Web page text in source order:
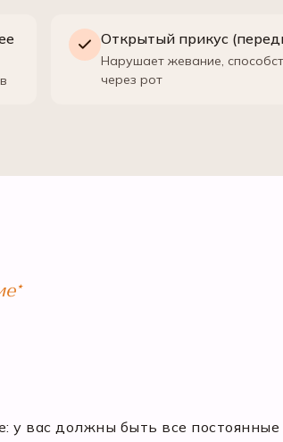
Открытый прикус
Нарушает жевание,
через рот
вас должны быть все